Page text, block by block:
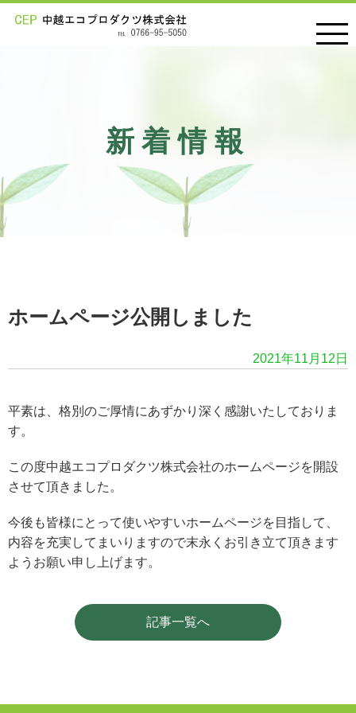
新着情報
ホームページ公開しました
2021年11月12日
平素は、格別のご厚情にあずかり深く感謝いたしておりま
す。
この度中越エコプロダクツ株式会社のホームページを開設
させて頂きました。
今後も皆様にとって使いやすいホームページを目指して、
内容を充実してまいりますので末永くお引き立て頂きます
ようお願い申し上げます。
記事一覧へ